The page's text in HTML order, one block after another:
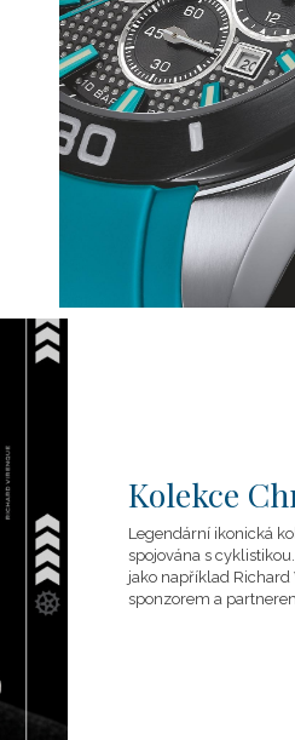
Kolekce
Legendární ikonická
spojována s
jako například
sponzorem a